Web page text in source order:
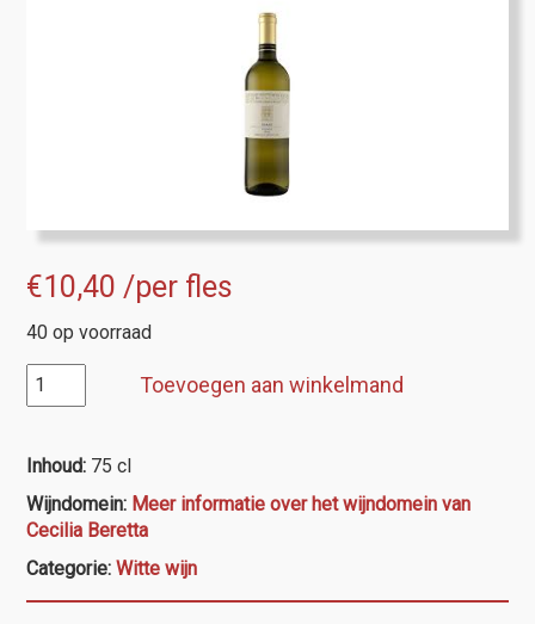
€10,40 /per fles
40 op voorraad
Cecilia
Beretta
Classico
'Brognoligo'
aantal
Toevoegen aan winkelmand
Inhoud: 75 cl
Wijndomein: Meer informatie over het wijndomein van
Cecilia Beretta
Categorie:Witte wijn